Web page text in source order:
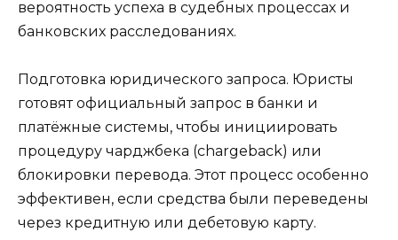
вероятность успеха в судебных процессах и
банковских расследованиях.
Подготовка юридического запроса. Юристы
готовят официальный запрос в банки и
платёжные системы, чтобы инициировать
процедуру чарджбека (chargeback) или
блокировки перевода. Этот процесс особенно
эффективен, если средства были переведены
через кредитную или дебетовую карту.